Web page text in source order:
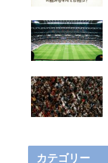
カテゴリー